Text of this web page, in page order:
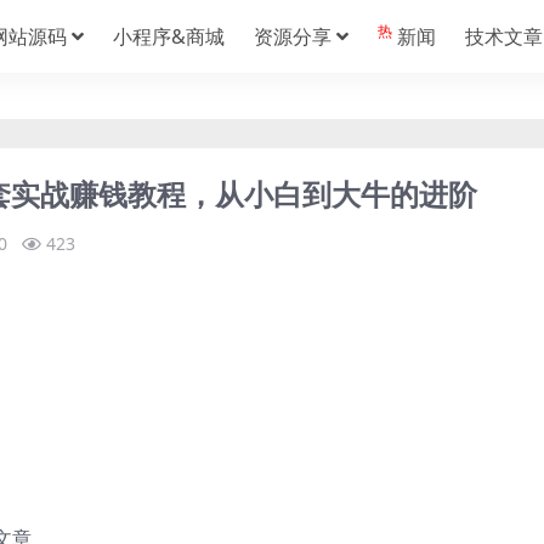
站源码 小程序&商城 资源分享 热新闻 技术文章
战赚钱教程，从小白到大牛的进阶
423
章